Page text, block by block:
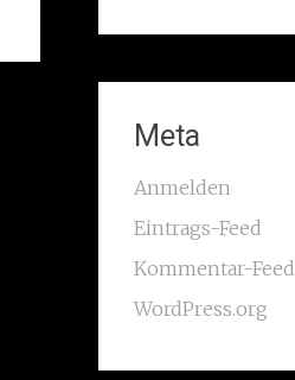
Meta
Anmelden
Eintrags-Feed
Kommentar-Feed
WordPress.org